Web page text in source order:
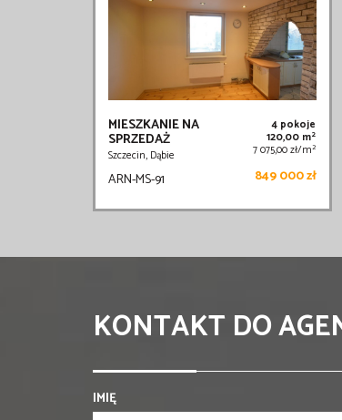
MIESZKANIE NA
SPRZEDAŻ
Szczecin, Dąbie
4 pokoje
120,00 m2
7 075,00 zł/m2
ARN-MS-91 849 000 zł
KONTAKT DO
IMIĘ